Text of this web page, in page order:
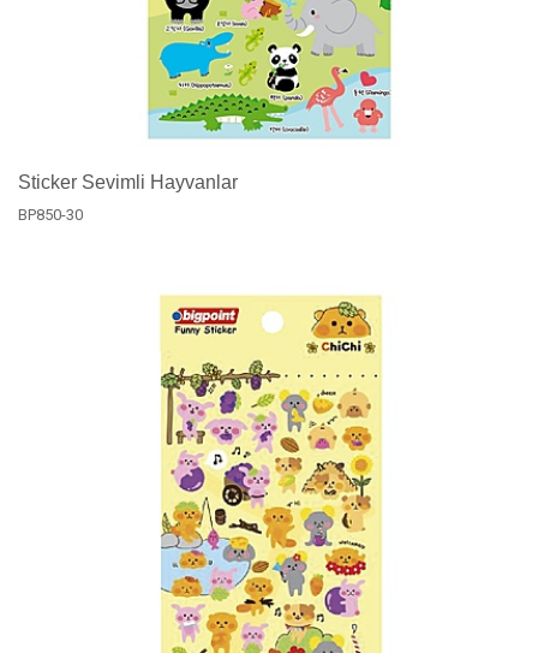
Sticker Sevimli Hayvanlar
BP850-30